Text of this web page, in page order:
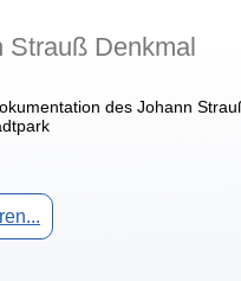
Strauß Denkmal
des Johann